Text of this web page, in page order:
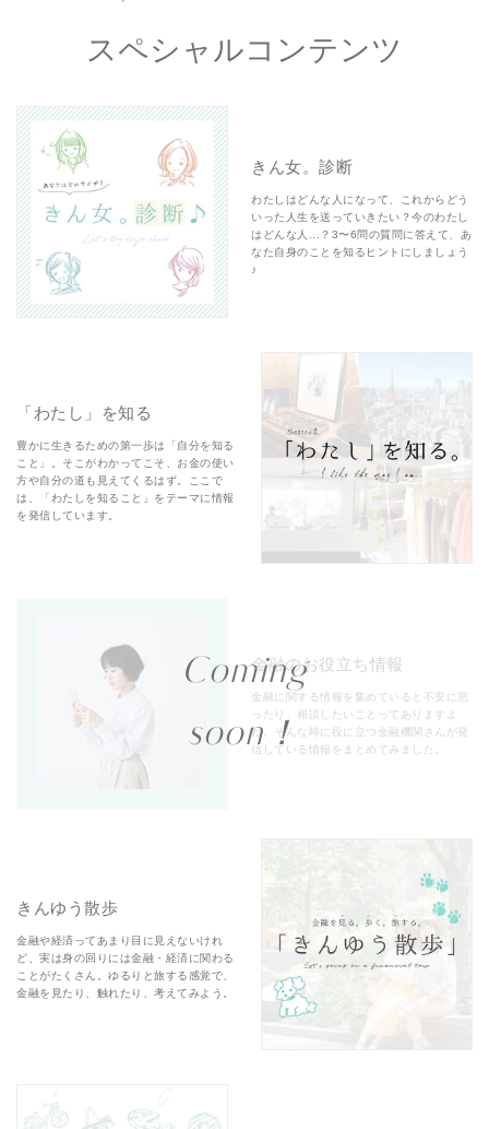
スペシャルコンテンツ
きん女。診断
わたしはどんな人になって、これからどう
いった人生を送っていきたい？今のわたし
はどんな人...？3〜6問の質問に答えて、あ
なた自身のことを知るヒントにしましょう
♪
「わたし」を知る
豊かに生きるための第一歩は「自分を知る
こと」。そこがわかってこそ、お金の使い
方や自分の道も見えてくるはず。ここで
は、「わたしを知ること」をテーマに情報
を発信しています。
Coming
soon！
金融のお役立ち情報
金融に関する情報を集めていると不安に思
ったり、相談したいことってありますよ
ね。そんな時に役に立つ金融機関さんが発
信している情報をまとめてみました。
きんゆう散歩
金融や経済ってあまり目に見えないけれ
ど、実は身の回りには金融・経済に関わる
ことがたくさん。ゆるりと旅する感覚で、
金融を見たり、触れたり、考えてみよう。